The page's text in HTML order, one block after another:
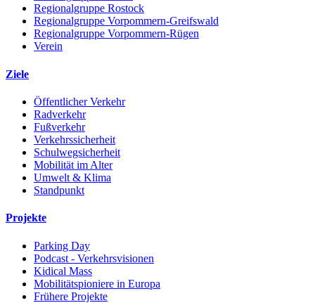
Regionalgruppe Rostock
Regionalgruppe Vorpommern-Greifswald
Regionalgruppe Vorpommern-Rügen
Verein
Ziele
Öffentlicher Verkehr
Radverkehr
Fußverkehr
Verkehrssicherheit
Schulwegsicherheit
Mobilität im Alter
Umwelt & Klima
Standpunkt
Projekte
Parking Day
Podcast - Verkehrsvisionen
Kidical Mass
Mobilitätspioniere in Europa
Frühere Projekte